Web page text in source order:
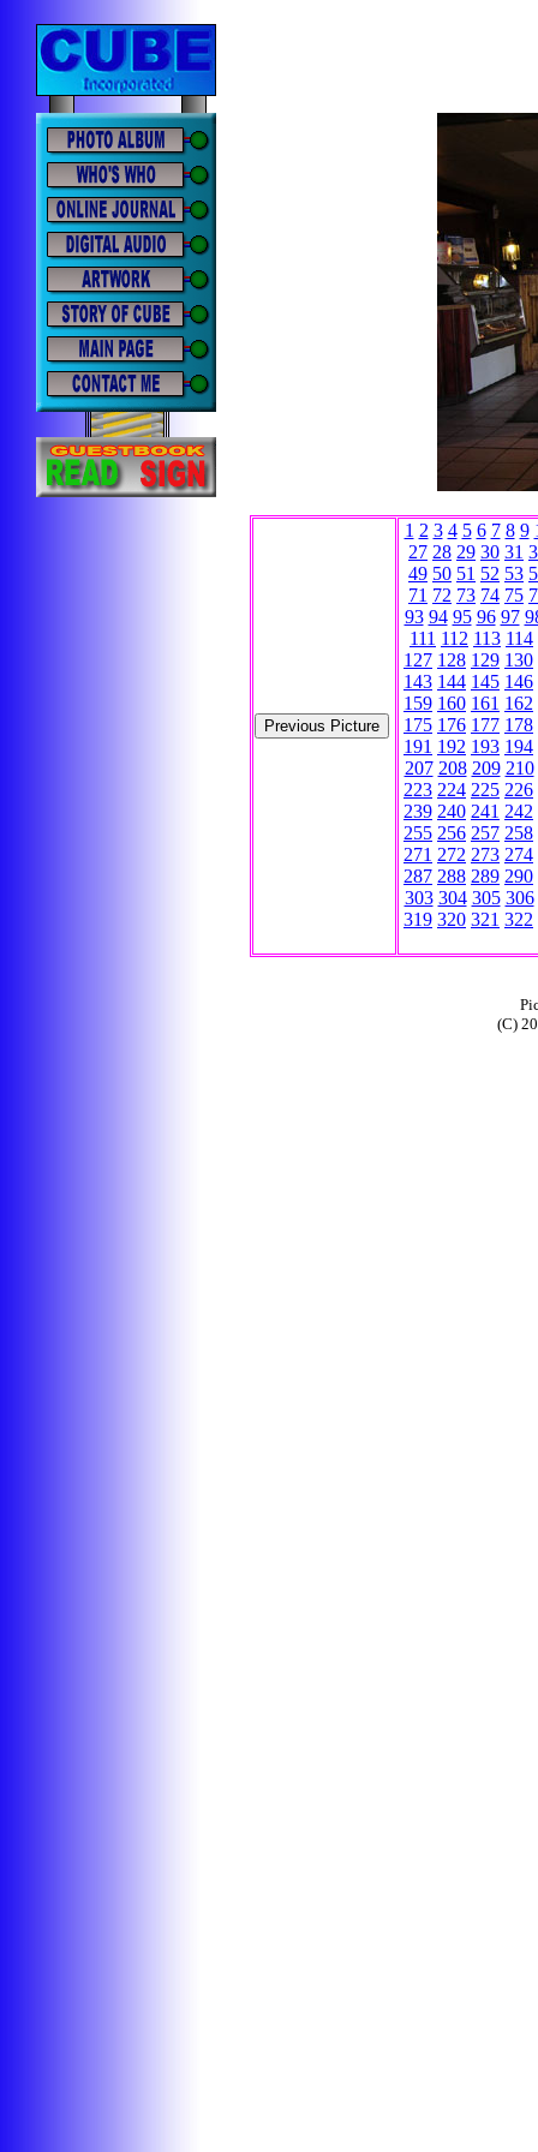
1 2 3 4 5 6 7 8 9
27 28 29 30 31
49 50 51 52 53
71 72 73 74 75
93 94 95 96 97
111 112 113 114
127 128 129 130
143 144 145 146
159 160 161 162
175 176 177 178
191 192 193 194
207 208 209 210
223 224 225 226
239 240 241 242
255 256 257 258
271 272 273 274
287 288 289 290
303 304 305 306
319 320 321 322
(C)